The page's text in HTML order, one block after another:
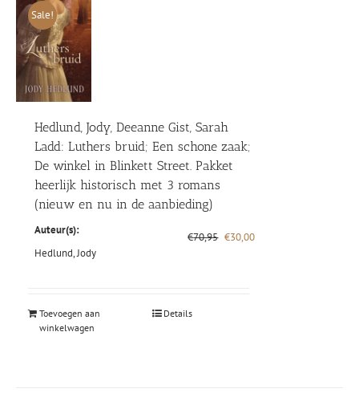
Sale!
Hedlund, Jody, Deeanne Gist, Sarah
Ladd: Luthers bruid; Een schone zaak;
De winkel in Blinkett Street. Pakket
heerlijk historisch met 3 romans
(nieuw en nu in de aanbieding)
Auteur(s):
Hedlund, Jody
€70,95 Oorspronkelijke
€30,00Huidige
Toevoegen aan
winkelwagen
Details